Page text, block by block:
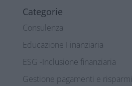
Categorie
Consulenza
Educazione Finanziaria
ESG -Inclusione finanziaria
Gestione pagamenti e risparmi